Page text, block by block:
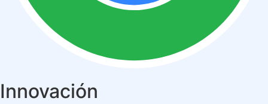
Innovación